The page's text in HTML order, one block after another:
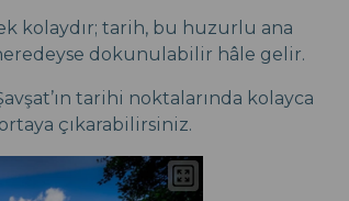
kolaydır; tarih, bu huzurlu ana
dokunulabilir hâle gelir.
tarihi noktalarında kolayca
çıkarabilirsiniz.